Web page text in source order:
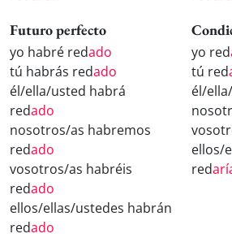
Futuro perfecto
yo habré redado
tú habrás redado
él/ella/usted habrá
redado
nosotros/as habremos
redado
vosotros/as habréis
redado
ellos/ellas/ustedes habrán
redado
yo red
tú red
él/
ellos/
red